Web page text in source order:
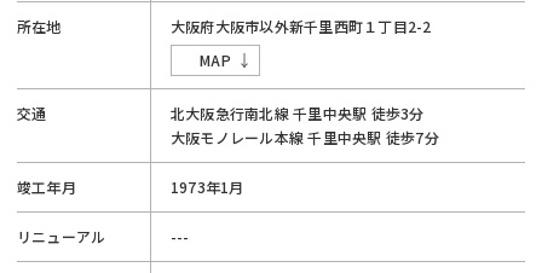
所在地 大阪府大阪市以外新千里西町１丁目2-2
MAP
交通 北大阪急行南北線千里中央駅 徒歩3分
大阪モノレール本線 千里中央駅 徒歩7分
竣工年月 1973年1月
リニューアル ---